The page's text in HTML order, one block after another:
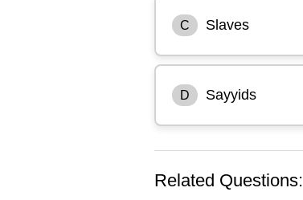
C Slaves
D Sayyids
Related Questions: